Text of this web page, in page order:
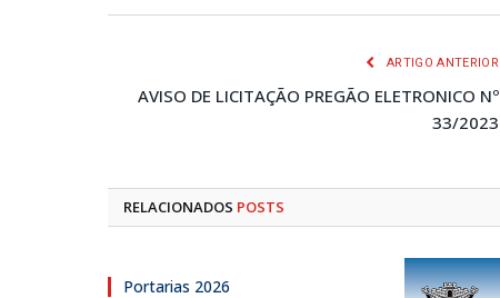
ARTIGO ANTERIOR
AVISO DE LICITAÇÃO PREGÃO ELETRONICO Nº
33/2023
RELACIONADOS POSTS
Portarias 2026